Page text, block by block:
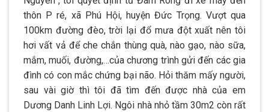
thôn P ré, xã Phú Hội, huyện Đức Trọng. Vượt qua
100km đường đèo, trời lại đổ mưa đột xuất nên tôi
hơi vất vả để che chắn thùng quà, nào gạo, nào sữa,
mắm, muối, đường,…của chương trình gửi đến các gia
đình có con mắc chứng bại não. Hỏi thăm mấy người,
sau vài giờ thì tôi đã tìm đến được nhà của em
Dương Danh Linh Lợi. Ngôi nhà nhỏ tầm 30m2 còn rất